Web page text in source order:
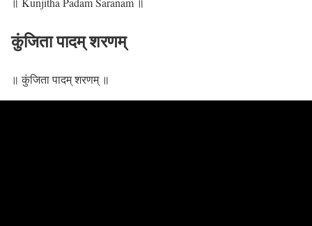
कुंजिता पादम् शरणम्
॥ कुंजिता पादम् शरणम् ॥